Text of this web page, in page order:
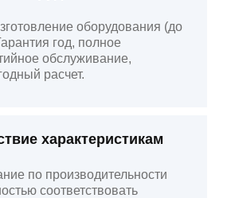
оборудования (до
год, полное
обслуживание,
расчет.
характеристикам
по производительности
соответствовать